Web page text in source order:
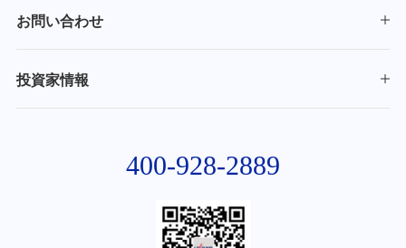
お問い合わせ
投資家情報
400-928-2889